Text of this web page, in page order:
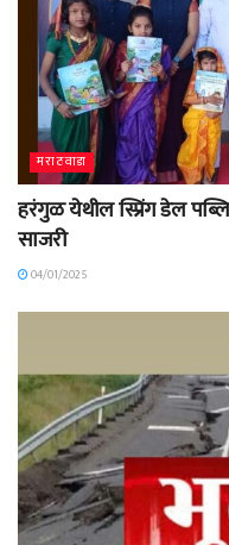
मराठवाडा
हरंगुळ येथील स्प्रिंग डेल
साजरी
04/01/2025